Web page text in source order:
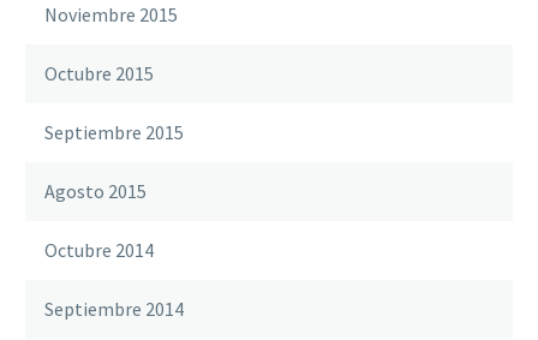
Noviembre 2015
Octubre 2015
Septiembre 2015
Agosto 2015
Octubre 2014
Septiembre 2014